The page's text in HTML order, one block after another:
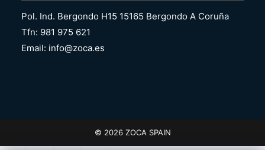
Pol. Ind. Bergondo H15 15165 Bergondo A Coruña
Tfn: 981 975 621
Email: info@zoca.es
© 2026 ZOCA SPAIN